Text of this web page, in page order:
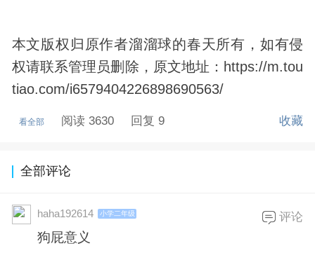
本文版权归原作者溜溜球的春天所有，如有侵
权请联系管理员删除，原文地址：https://m.tou
tiao.com/i6579404226898690563/
看全部 阅读 3630 回复 9 收藏
全部评论
haha192614 小学二年级
狗屁意义
评论